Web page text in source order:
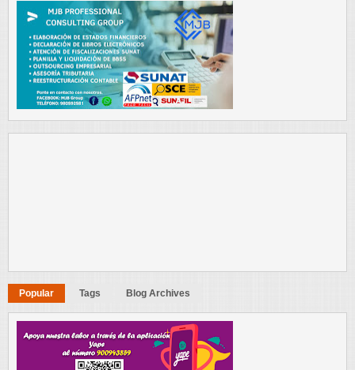
Popular Tags Blog Archives